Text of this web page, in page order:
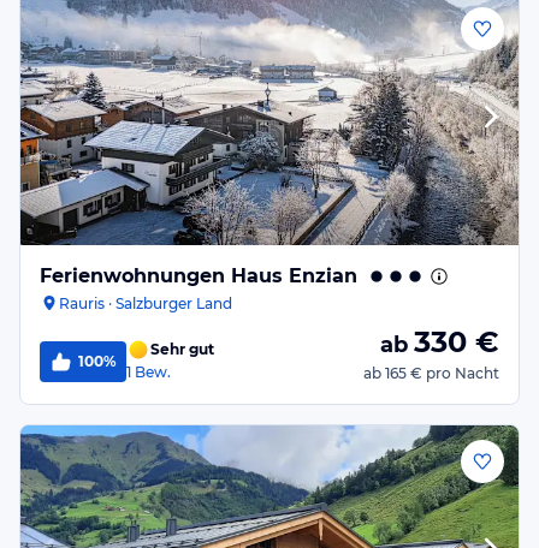
Ferienwohnungen Haus Enzian
Rauris · Salzburger Land
100%
Sehr gut
1 Bew.
ab 330 €
ab 165 € pro Nacht